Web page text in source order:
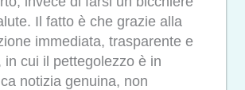
Il fatto è che grazie alla
immediata, trasparente e
in cui il pettegolezzo è in
notizia genuina, non